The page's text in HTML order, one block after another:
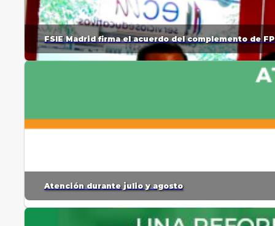
FSIE Madrid firma el acuerdo del complemento de
Atención durante julio y agosto